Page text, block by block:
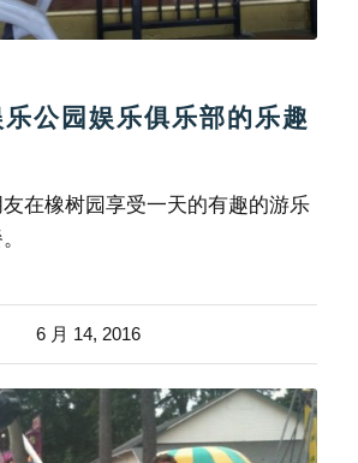
公园娱乐俱乐部的乐趣
在橡树园享受一天的有趣的游乐
6 月 14, 2016